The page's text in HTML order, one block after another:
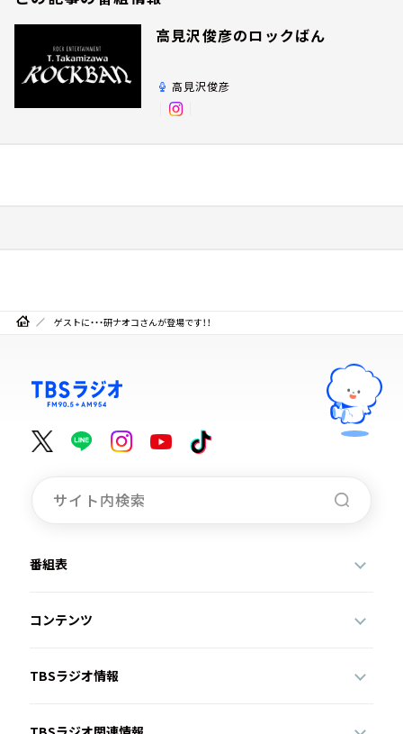
高見沢俊彦のロックばん
高見沢俊彦
ゲストに・・・研ナオコさんが登場です！！
番組表
コンテンツ
TBSラジオ情報